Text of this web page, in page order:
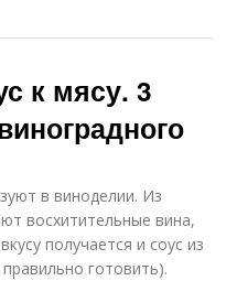
к мясу. 3
в виноделии. Из
восхитительные вина,
получается и соус из
готовить).